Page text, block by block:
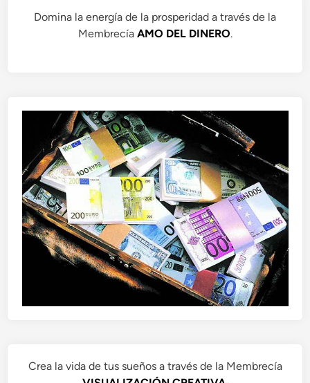
Domina la energía de la prosperidad a través de la
Membrecía AMO DEL DINERO.
Crea la vida de tus sueños a través de la Membrecía